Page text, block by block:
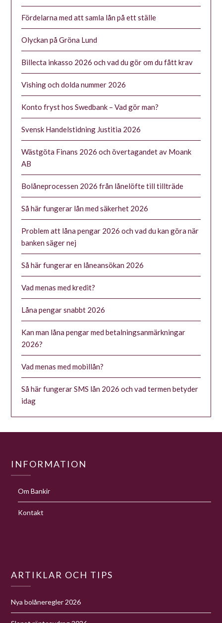
Fördelarna med att samla lån på ett ställe
Olyckan på Gröna Lund
Billecta inkasso 2026 och vad du gör om du fått krav
Vishing och dolda nummer 2026
Konto fryst hos Swedbank – Vad gör man?
Svensk Handelstidning Justitia 2026
Wästgöta Finans 2026 och övertagandet av Moank
AB
Bolåneprocessen 2026 från lånelöfte till tillträde
Så här fungerar lån med säkerhet 2026
Problem att låna pengar 2026 och vad du kan göra när
banken säger nej
Så här fungerar en låneansökan 2026
Vad menas med kredit?
Låna pengar snabbt 2026
Kan man låna pengar med betalningsanmärkningar
2026?
Vad menas med mobillån?
Så här fungerar SMS lån 2026 och vad termen betyder
idag
INFORMATION
Om Bankir
Kontakt
ARTIKLAR OCH TIPS
Nya bolåneregler 2026